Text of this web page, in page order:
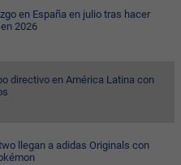
en España en julio tras hacer
2026
directivo en América Latina con
llegan a adidas Originals con